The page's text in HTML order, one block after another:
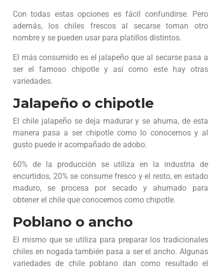
Con todas estas opciones es fácil confundirse. Pero
además, los chiles frescos al secarse toman otro
nombre y se pueden usar para platillos distintos.
El más consumido es el jalapeño que al secarse pasa a
ser el famoso chipotle y así como este hay otras
variedades.
Jalapeño o chipotle
El chile jalapeño se deja madurar y se ahuma, de esta
manera pasa a ser chipotle como lo conocemos y al
gusto puede ir acompañado de adobo.
60% de la producción se utiliza en la industria de
encurtidos, 20% se consume fresco y el resto, en estado
maduro, se procesa por secado y ahumado para
obtener el chile que conocemos como chipotle.
Poblano o ancho
El mismo que se utiliza para preparar los tradicionales
chiles en nogada también pasa a ser el ancho. Algunas
variedades de chile poblano dan como resultado el